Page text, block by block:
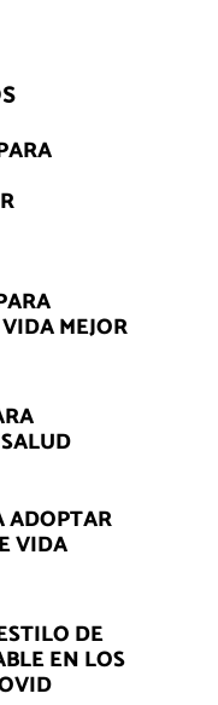
MEJOR
ADOPTAR
VIDA
DE
EN LOS